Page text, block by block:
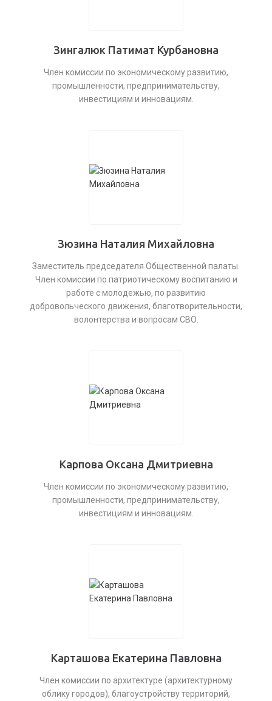
Зингалюк Патимат Курбановна
Член комиссии по экономическому развитию,
промышленности, предпринимательству,
инвестициям и инновациям.
Зюзина Наталия Михайловна
Заместитель председателя Общественной палаты.
Член комиссии по патриотическому воспитанию и
работе с молодежью, по развитию
добровольческого движения, благотворительности,
волонтерства и вопросам СВО.
Карпова Оксана Дмитриевна
Член комиссии по экономическому развитию,
промышленности, предпринимательству,
инвестициям и инновациям.
Карташова Екатерина Павловна
Член комиссии по архитектуре (архитектурному
облику городов), благоустройству территорий,